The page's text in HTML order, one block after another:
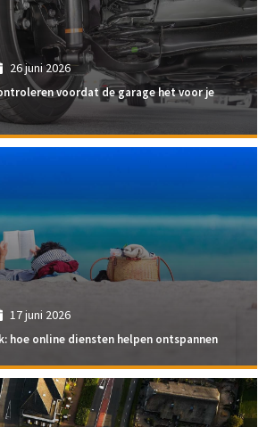
26 juni 2026
voordat de garage het voor je
17 juni 2026
hoe online diensten helpen ontspannen